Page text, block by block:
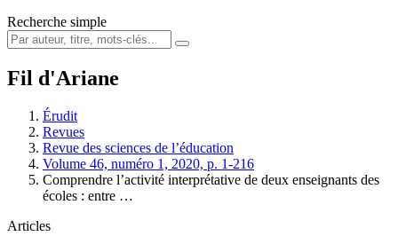
Recherche simple
Fil d'Ariane
Érudit
Revues
Revue des sciences de l’éducation
Volume 46, numéro 1, 2020, p. 1-216
Comprendre l’activité interprétative de deux enseignants des
écoles : entre …
Articles